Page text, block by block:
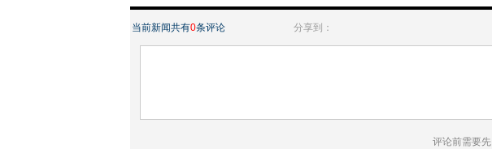
当前新闻共有0条评论 分享到：
评论前需要先